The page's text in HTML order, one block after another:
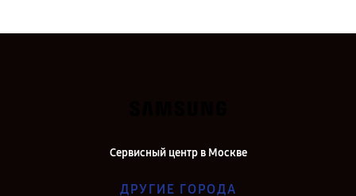
Сервисный центр в Москве
ДРУГИЕ ГОРОДА